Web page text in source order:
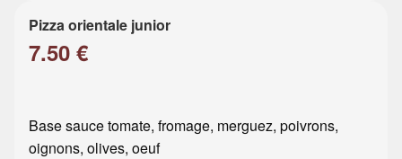
Pizza orientale junior
7.50 €
Base sauce tomate, fromage, merguez, poivrons,
oignons, olives, oeuf